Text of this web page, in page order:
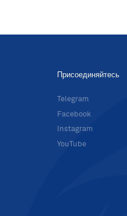
Присоединяйтесь
Telegram
Facebook
Instagram
YouTube